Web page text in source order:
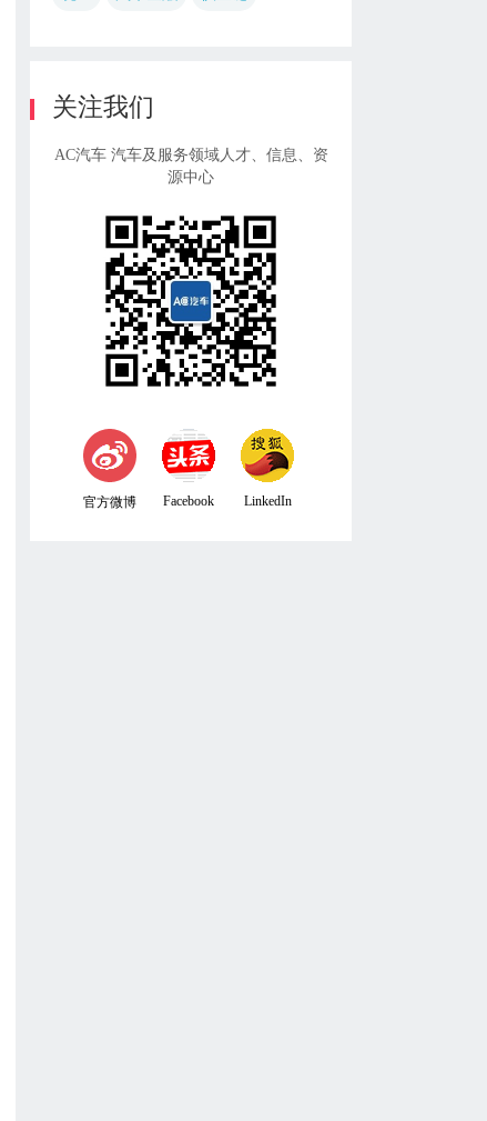
关注我们
AC汽车 汽车及服务领域人才、信息、资
源中心
官方微博 Facebook LinkedIn